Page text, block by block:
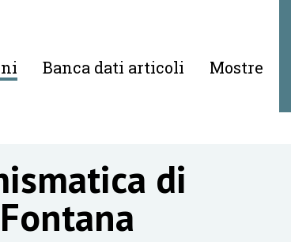
Banca dati articoli Mostre
di